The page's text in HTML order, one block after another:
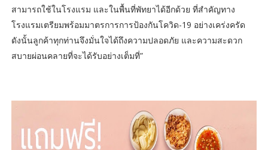
สามารถใช้ในโรงแรม และในพื้นที่พัทยาได้อีกด้วย ที่สำคัญทาง
โรงแรมเตรียมพร้อมมาตรการการป้องกันโควิด-19 อย่างเคร่งครัด
ดังนั้นลูกค้าทุกท่านจึงมั่นใจได้ถึงความปลอดภัย และความสะดวก
สบายผ่อนคลายที่จะได้รับอย่างเต็มที่”